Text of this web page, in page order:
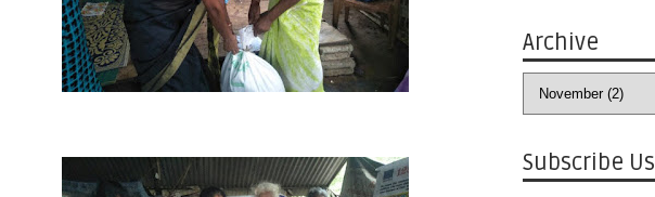
Archive
Subscribe Us